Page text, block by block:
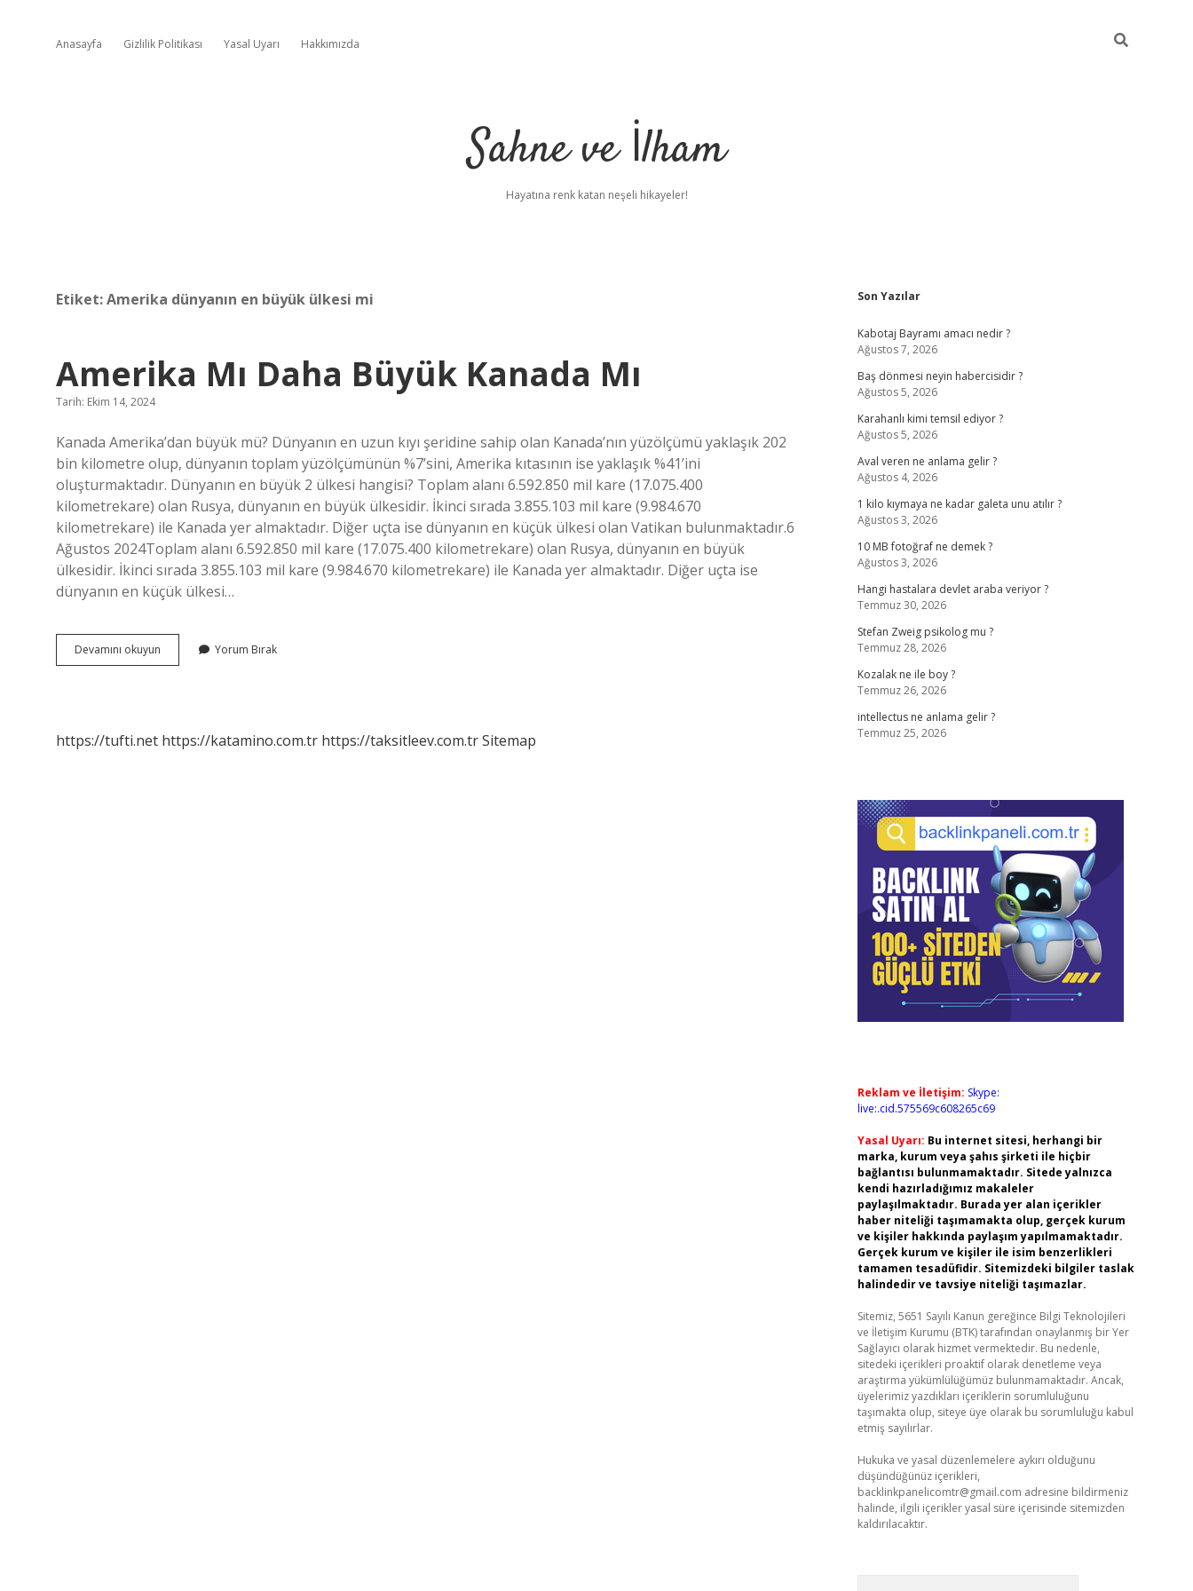
Anasayfa Gizlilik Politikası Yasal Uyarı Hakkımızda
Sahne ve İlham
Hayatına renk katan neşeli hikayeler!
Etiket:Amerika dünyanın en büyük ülkesi mi
Amerika Mı Daha Büyük Kanada Mı
Tarih: Ekim 14, 2024
Kanada Amerika’dan büyük mü? Dünyanın en uzun kıyı şeridine sahip olan Kanada’nın yüzölçümü yaklaşık 202
bin kilometre olup, dünyanın toplam yüzölçümünün %7’sini, Amerika kıtasının ise yaklaşık %41’ini
oluşturmaktadır. Dünyanın en büyük 2 ülkesi hangisi? Toplam alanı 6.592.850 mil kare (17.075.400
kilometrekare) olan Rusya, dünyanın en büyük ülkesidir. İkinci sırada 3.855.103 mil kare (9.984.670
kilometrekare) ile Kanada yer almaktadır. Diğer uçta ise dünyanın en küçük ülkesi olan Vatikan bulunmaktadır.6
Ağustos 2024Toplam alanı 6.592.850 mil kare (17.075.400 kilometrekare) olan Rusya, dünyanın en büyük
ülkesidir. İkinci sırada 3.855.103 mil kare (9.984.670 kilometrekare) ile Kanada yer almaktadır. Diğer uçta ise
dünyanın en küçük ülkesi…
Devamını okuyun Amerika
Mı
Yorum Bırak
https://tufti.net https://katamino.com.tr https://taksitleev.com.trSitemap
Sidebar
Son Yazılar
Kabotaj Bayramı amacı nedir ?
Ağustos 7, 2026
Baş dönmesi neyin habercisidir ?
Ağustos 5, 2026
Karahanlı kimi temsil ediyor ?
Ağustos 5, 2026
Aval veren ne anlama gelir ?
Ağustos 4, 2026
1 kilo kıymaya ne kadar galeta unu atılır ?
Ağustos 3, 2026
10 MB fotoğraf ne demek ?
Ağustos 3, 2026
Hangi hastalara devlet araba veriyor ?
Temmuz 30, 2026
Stefan Zweig psikolog mu ?
Temmuz 28, 2026
Kozalak ne ile boy ?
Temmuz 26, 2026
intellectus ne anlama gelir ?
Temmuz 25, 2026
Reklam ve İletişim: Skype:
live:.cid.575569c608265c69
Yasal Uyarı: Bu internet sitesi, herhangi bir
marka, kurum veya şahıs şirketi ile hiçbir
bağlantısı bulunmamaktadır. Sitede yalnızca
kendi hazırladığımız makaleler
paylaşılmaktadır. Burada yer alan içerikler
haber niteliği taşımamakta olup, gerçek kurum
ve kişiler hakkında paylaşım yapılmamaktadır.
Gerçek kurum ve kişiler ile isim benzerlikleri
tamamen tesadüfidir. Sitemizdeki bilgiler taslak
halindedir ve tavsiye niteliği taşımazlar.
Sitemiz, 5651 Sayılı Kanun gereğince Bilgi Teknolojileri
ve İletişim Kurumu (BTK) tarafından onaylanmış bir Yer
Sağlayıcı olarak hizmet vermektedir. Bu nedenle,
sitedeki içerikleri proaktif olarak denetleme veya
araştırma yükümlülüğümüz bulunmamaktadır. Ancak,
üyelerimiz yazdıkları içeriklerin sorumluluğunu
taşımakta olup, siteye üye olarak bu sorumluluğu kabul
etmiş sayılırlar.
Hukuka ve yasal düzenlemelere aykırı olduğunu
düşündüğünüz içerikleri,
backlinkpanelicomtr@gmail.com adresine bildirmeniz
halinde, ilgili içerikler yasal süre içerisinde sitemizden
kaldırılacaktır.
ilbet